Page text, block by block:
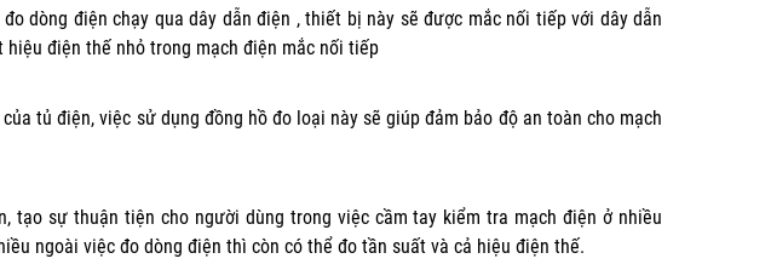
dòng điện chạy qua dây dẫn điện , thiết bị này sẽ được mắc nối tiếp với dây dẫn
điện thế nhỏ trong mạch điện mắc nối tiếp
tủ điện, việc sử dụng đồng hồ đo loại này sẽ giúp đảm bảo độ an toàn cho mạch
tạo sự thuận tiện cho người dùng trong việc cầm tay kiểm tra mạch điện ở nhiều
ngoài việc đo dòng điện thì còn có thể đo tần suất và cả hiệu điện thế.